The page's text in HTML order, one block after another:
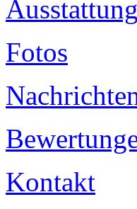
Ausstattung
Fotos
Kontakt